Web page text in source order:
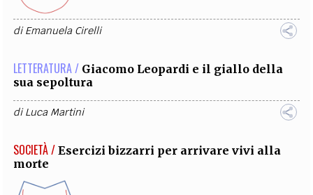
diEmanuela Cirelli
LETTERATURA / Giacomo Leopardi e il giallo della
sua sepoltura
diLuca Martini
SOCIETÀ / Esercizi bizzarri per arrivare vivi alla
morte